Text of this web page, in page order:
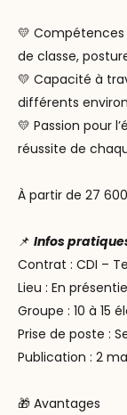
💛
de classe,
💛 Capacité à
différents
💛 Passion pour
réussite de
À partir de 27
📌 Infos
Contrat : CDI –
Lieu : En
Groupe : 10 à 15
Prise de poste :
Publication : 2
🎁 Avantages